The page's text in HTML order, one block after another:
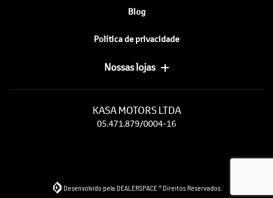
Blog
Política de privacidade
Nossas lojas
KASA MOTORS LTDA
05.471.879/0004-16
Desenvolvido pela DEALERSPACE ® Direitos Reservados.